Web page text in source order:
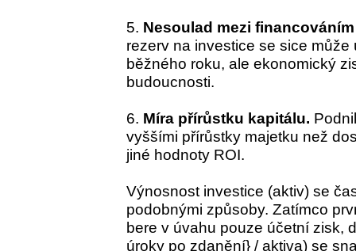
5. Nesoulad mezi
rezerv na investice se sice
běžného roku, ale ekonomický
budoucnosti.
6. Míra přírůstku kapitálu.
vyššími přírůstky majetku než
jiné hodnoty ROI.
Výnosnost investice (aktiv) se
podobnými způsoby. Zatímco
bere v úvahu pouze účetní zisk,
úroky po zdanění} / aktiva) se